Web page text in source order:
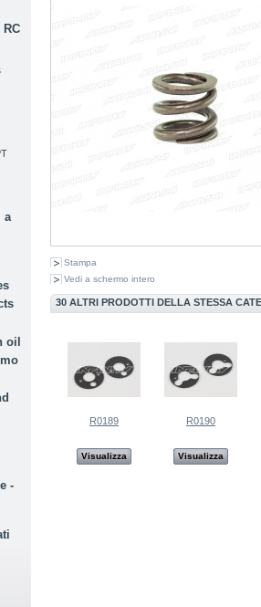
a
oil
-
Stampa
Vedi a schermo intero
30 ALTRI PRODOTTI DELLA STESSA
R0189
Visualizza
R0190
Visualizza